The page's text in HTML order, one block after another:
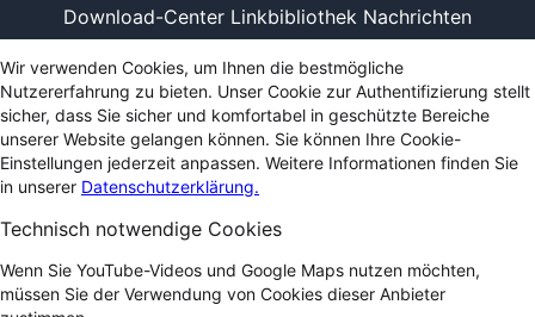
Download-Center Linkbibliothek Nachrichten
Wir verwenden Cookies, um Ihnen die bestmögliche
Nutzererfahrung zu bieten. Unser Cookie zur Authentifizierung stellt
sicher, dass Sie sicher und komfortabel in geschützte Bereiche
unserer Website gelangen können. Sie können Ihre Cookie-
Einstellungen jederzeit anpassen. Weitere Informationen finden Sie
in unserer Datenschutzerklärung.
Technisch notwendige Cookies
Wenn Sie YouTube-Videos und Google Maps nutzen möchten,
müssen Sie der Verwendung von Cookies dieser Anbieter